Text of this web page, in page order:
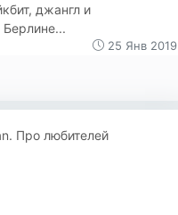
джангл и
25 Янв 2019
Про любителей